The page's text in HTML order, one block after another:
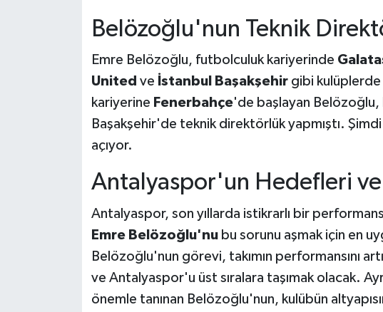
Belözoğlu'nun Teknik
Emre Belözoğlu, futbolculuk kariyerinde
United ve İstanbul Başakşehirgibi kulüplerde
kariyerine Fenerbahçe'de başlayan Belözoğlu,
Başakşehir'de teknik direktörlük yapmıştı.
açıyor.
Antalyaspor'un Hedefleri
Antalyaspor, son yıllarda istikrarlı bir
Emre Belözoğlu'nubu sorunu aşmak için en
Belözoğlu'nun görevi, takımın performansını
ve Antalyaspor'u üst sıralara taşımak olacak.
önemle tanınan Belözoğlu'nun, kulübün